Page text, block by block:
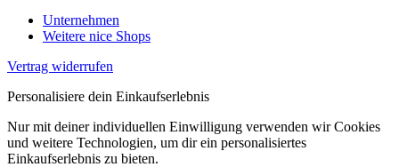
Unternehmen
Weitere nice Shops
Vertrag widerrufen
Personalisiere dein Einkaufserlebnis
Nur mit deiner individuellen Einwilligung verwenden wir Cookies
und weitere Technologien, um dir ein personalisiertes
Einkaufserlebnis zu bieten.